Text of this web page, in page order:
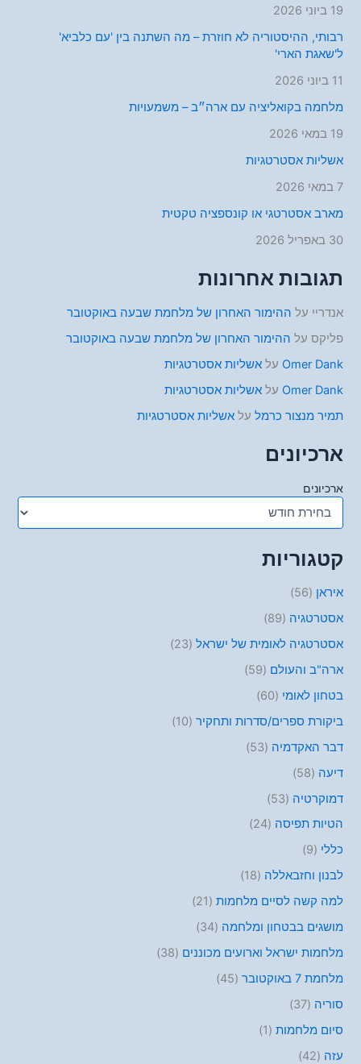
19 ביוני 2026
רבותי, ההיסטוריה לא חוזרת – מה השתנה בין 'עם כלביא'
ל'שאגת הארי'
11 ביוני 2026
מלחמה בקואליציה עם ארה״ב – משמעויות
19 במאי 2026
אשליות אסטרטגיות
7 במאי 2026
מארב אסטרטגי או קונספציה טקטית
30 באפריל 2026
תגובות אחרונות
אנדריי על ההימור האחרון של מלחמת שבעה באוקטובר
פליקס על ההימור האחרון של מלחמת שבעה באוקטובר
Omer Dank עלאשליות אסטרטגיות
Omer Dank עלאשליות אסטרטגיות
תמיר מנצור כרמל עלאשליות אסטרטגיות
ארכיונים
ארכיונים
קטגוריות
איראן (56)
אסטרטגיה (89)
אסטרטגיה לאומית של ישראל (23)
ארה"ב והעולם (59)
בטחון לאומי (60)
ביקורת ספרים/סדרות ותחקיר (10)
דבר האקדמיה (53)
דיעה (58)
דמוקרטיה (53)
הטיות תפיסה (24)
כללי (9)
לבנון וחזבאללה (18)
למה קשה לסיים מלחמות (21)
מושגים בבטחון ומלחמה (34)
מלחמות ישראל וארועים מכוננים (38)
מלחמת 7 באוקטובר
(45)
סוריה (37)
סיום מלחמות (1)
עזה (42)